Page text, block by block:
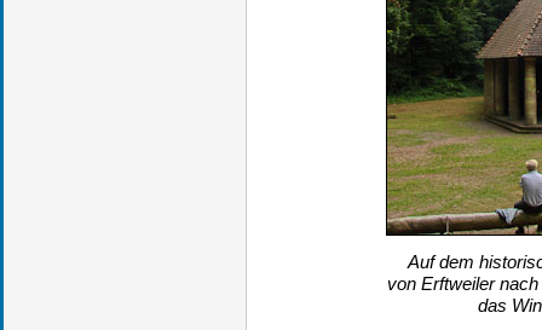
Auf dem
von Erftweiler
das